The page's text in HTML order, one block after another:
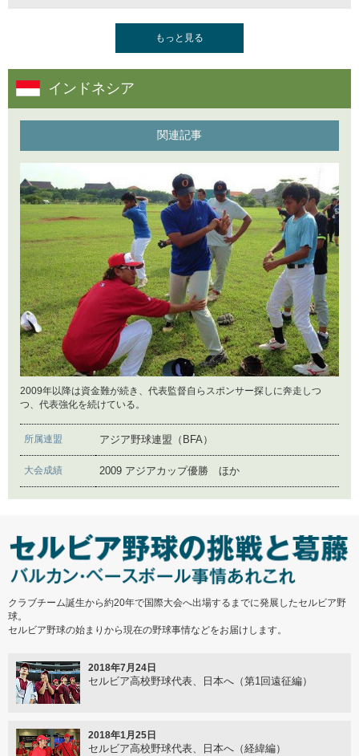
インドネシア代表チームの編成、及び、最新のグラウ
2018年3月6日
アジア競技大会への準備
2018年2月1日
東京都高野連様との提携
2017年12月27日
第13回 BICレッドソックス深谷組カップ
2017年12月19日
野球キャラバン ジョグジャカルタ編
2017年12月7日
2017年11月7日
日本の各野球組織、団体との提携へ
2017年8月18日
インドネシア野球の方向性 野球動作の統一
2017年6月29日
もっと見る
インドネシア
関連記事
2009年以降は資金難が続き、代表監督自らスポンサー探しに奔走しつ
つ、代表強化を続けている。
所属連盟 アジア野球連盟（BFA）
大会成績 2009 アジアカップ優勝 ほか
クラブチーム誕生から約20年で国際大会へ出場するまでに発展したセルビア野
球。
セルビア野球の始まりから現在の野球事情などをお届けします。
2018年7月24日
セルビア高校野球代表、日本へ（第1回遠征編）
2018年1月25日
セルビア高校野球代表、日本へ（経緯編）